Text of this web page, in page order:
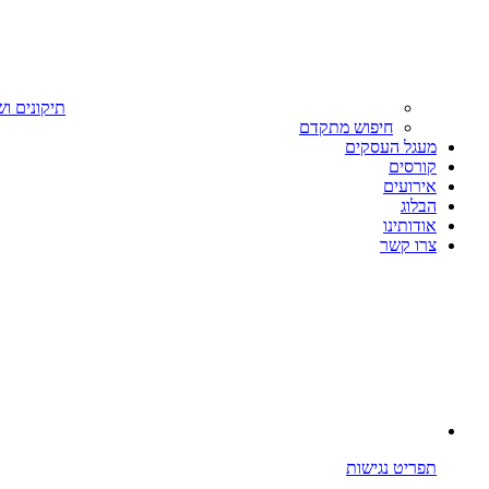
תיקונים
חיפוש מתקדם
מעגל העסקים
קורסים
אירועים
הבלוג
אודותינו
צרו קשר
תפריט נגישות